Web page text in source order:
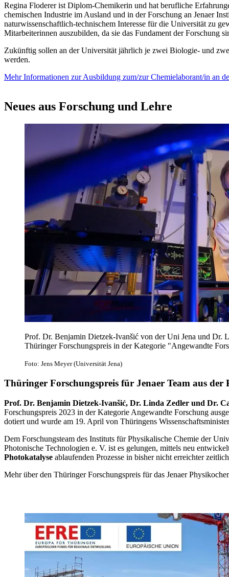
Regina Floderer ist Diplom-Chemikerin und hat berufliche
chemischen Industrie im Ausland und in der Forschung an Jenaer
naturwissenschaftlich-technischem Interesse für die Universität zu
Mitarbeiterinnen auszubilden, da sie das Fundament der Forschung
Zukünftig sollen an der Universität jährlich je zwei Biologie- und
werden.
Mehr Informationen zur Ausbildung zum/zur Chemielaborant/in an
Neues aus Forschung und Lehre
Prof. Dr. Benjamin Dietzek-Ivanšić von der Uni Jena und Dr.
Thüringer Forschungspreis in der Kategorie "Angewandte
Foto: Jens Meyer (Universität Jena)
Thüringer Forschungspreis für Jenaer Team aus der
Prof. Dr. Benjamin Dietzek-Ivanšić, Dr. Linda Zedler und Dr.
Forschungspreis 2023 in der Kategorie Angewandte Forschung
dotiert und wurde am 19. April von Thüringens
Dem Forschungsteam des Instituts für Physikalische Chemie der
Photonische Technologien e. V. ist es gelungen, mittels neu
Photokatalyse ablaufenden Prozesse in bisher nicht erreichter
Mehr über den Thüringer Forschungspreis für das Jenaer